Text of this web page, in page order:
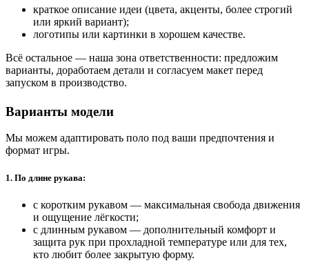
краткое описание идеи (цвета, акценты, более строгий
или яркий вариант);
логотипы или картинки в хорошем качестве.
Всё остальное — наша зона ответственности: предложим
варианты, доработаем детали и согласуем макет перед
запуском в производство.
Варианты модели
Мы можем адаптировать поло под ваши предпочтения и
формат игры.
1. По длине рукава:
с коротким рукавом — максимальная свобода движения
и ощущение лёгкости;
с длинным рукавом — дополнительный комфорт и
защита рук при прохладной температуре или для тех,
кто любит более закрытую форму.